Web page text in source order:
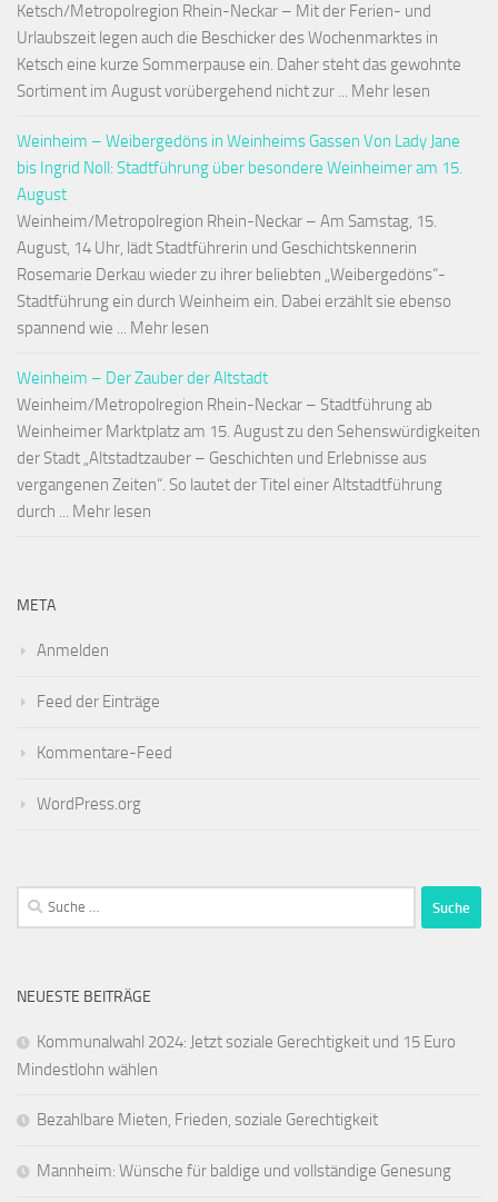
Ketsch/Metropolregion Rhein-Neckar – Mit der Ferien- und
Urlaubszeit legen auch die Beschicker des Wochenmarktes in
Ketsch eine kurze Sommerpause ein. Daher steht das gewohnte
Sortiment im August vorübergehend nicht zur ... Mehr lesen
Weinheim – Weibergedöns in Weinheims Gassen Von Lady Jane
bis Ingrid Noll: Stadtführung über besondere Weinheimer am 15.
August
Weinheim/Metropolregion Rhein-Neckar – Am Samstag, 15.
August, 14 Uhr, lädt Stadtführerin und Geschichtskennerin
Rosemarie Derkau wieder zu ihrer beliebten „Weibergedöns“-
Stadtführung ein durch Weinheim ein. Dabei erzählt sie ebenso
spannend wie ... Mehr lesen
Weinheim – Der Zauber der Altstadt
Weinheim/Metropolregion Rhein-Neckar – Stadtführung ab
Weinheimer Marktplatz am 15. August zu den Sehenswürdigkeiten
der Stadt „Altstadtzauber – Geschichten und Erlebnisse aus
vergangenen Zeiten“. So lautet der Titel einer Altstadtführung
durch ... Mehr lesen
META
Anmelden
Feed der Einträge
Kommentare-Feed
WordPress.org
Suche
nach:
NEUESTE BEITRÄGE
Kommunalwahl 2024: Jetzt soziale Gerechtigkeit und 15 Euro
Mindestlohn wählen
Bezahlbare Mieten, Frieden, soziale Gerechtigkeit
Mannheim: Wünsche für baldige und vollständige Genesung